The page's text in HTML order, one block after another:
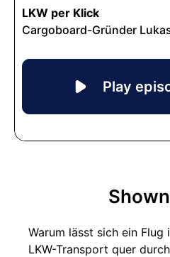
Warum lässt sich ein Flug
LKW-Transport quer